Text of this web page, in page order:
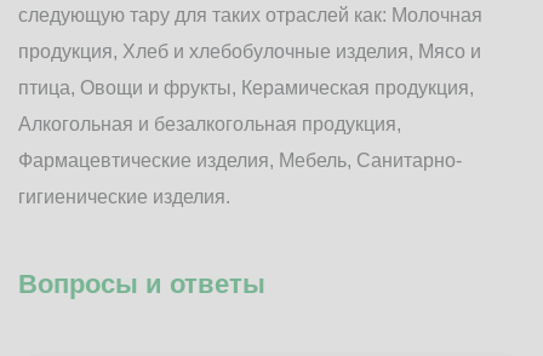
следующую тару для таких отраслей как: Молочная
продукция, Хлеб и хлебобулочные изделия, Мясо и
птица, Овощи и фрукты, Керамическая продукция,
Алкогольная и безалкогольная продукция,
Фармацевтические изделия, Мебель, Санитарно-
гигиенические изделия.
Вопросы и ответы